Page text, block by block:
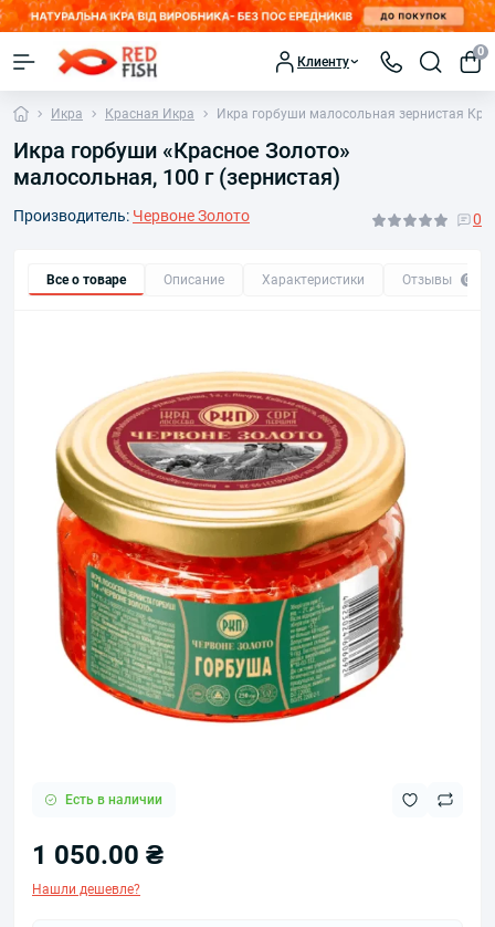
Клиенту
0
Икра Красная Икра Икра горбуши малосольная зернистая
Икра горбуши «Красное Золото»
малосольная, 100 г (зернистая)
Производитель: Червоне Золото 0
Все о товаре Описание Характеристики Отзывы 0
Есть в наличии
1 050.00 ₴
Нашли дешевле?